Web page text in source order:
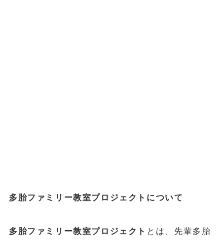
多胎ファミリー教室プロジェクトについて
多胎ファミリー教室プロジェクト とは、先輩多胎